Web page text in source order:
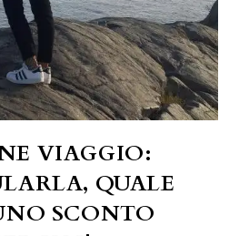
VIAGGIO:
QUALE
SCONTO